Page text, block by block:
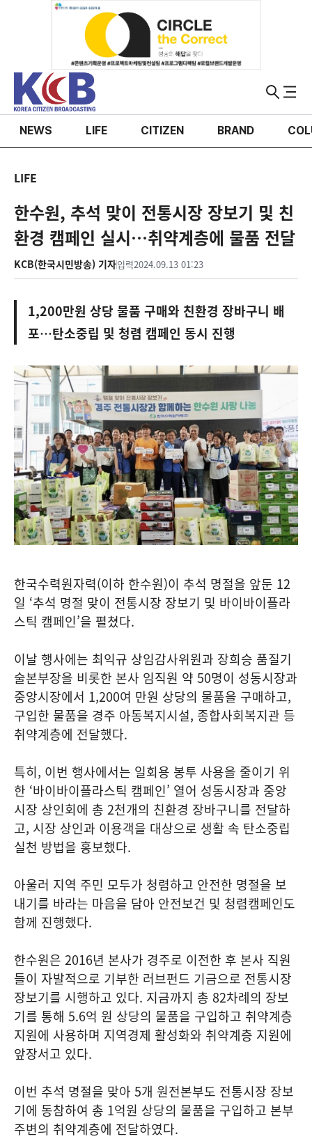
NEWS LIFE CITIZEN BRAND
LIFE
한수원, 추석 맞이 전통시장 장보기 및 친
환경 캠페인 실시…취약계층에 물품 전달
KCB(한국시민방송) 기자입력2024.09.13 01:23
1,200만원 상당 물품 구매와 친환경 장바구니 배
포…탄소중립 및 청렴 캠페인 동시 진행
한국수력원자력(이하 한수원)이 추석 명절을 앞둔 12
일 ‘추석 명절 맞이 전통시장 장보기 및 바이바이플라
스틱 캠페인’을 펼쳤다.
이날 행사에는 최익규 상임감사위원과 장희승 품질기
술본부장을 비롯한 본사 임직원 약 50명이 성동시장과
중앙시장에서 1,200여 만원 상당의 물품을 구매하고,
구입한 물품을 경주 아동복지시설, 종합사회복지관 등
취약계층에 전달했다.
특히, 이번 행사에서는 일회용 봉투 사용을 줄이기 위
한 ‘바이바이플라스틱 캠페인’ 열어 성동시장과 중앙
시장 상인회에 총 2천개의 친환경 장바구니를 전달하
고, 시장 상인과 이용객을 대상으로 생활 속 탄소중립
실천 방법을 홍보했다.
아울러 지역 주민 모두가 청렴하고 안전한 명절을 보
내기를 바라는 마음을 담아 안전보건 및 청렴캠페인도
함께 진행했다.
한수원은 2016년 본사가 경주로 이전한 후 본사 직원
들이 자발적으로 기부한 러브펀드 기금으로 전통시장
장보기를 시행하고 있다. 지금까지 총 82차례의 장보
기를 통해 5.6억 원 상당의 물품을 구입하고 취약계층
지원에 사용하며 지역경제 활성화와 취약계층 지원에
앞장서고 있다.
이번 추석 명절을 맞아 5개 원전본부도 전통시장 장보
기에 동참하여 총 1억원 상당의 물품을 구입하고 본부
주변의 취약계층에 전달하였다.